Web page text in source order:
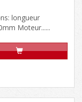
longueur
Moteur......